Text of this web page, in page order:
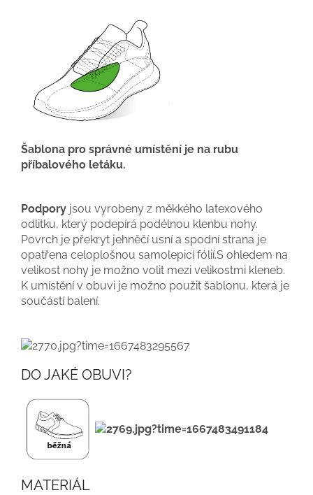
Šablona pro správné umístění je na rubu
příbalového letáku.
Podpory jsou vyrobeny z měkkého latexového
odlitku, který podepírá podélnou klenbu nohy.
Povrch je překryt jehněčí usní a spodní strana je
opatřena celoplošnou samolepicí fólií.S ohledem na
velikost nohy je možno volit mezi velikostmi kleneb.
K umístění v obuvi je možno použit šablonu, která je
součástí balení.
DO JAKÉ OBUVI?
MATERIÁL